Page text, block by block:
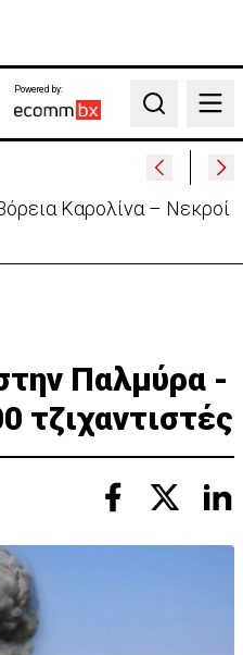
Powered by:
Search
Καρολίνα – Νεκροί
Παλμύρα -
τζιχαντιστές